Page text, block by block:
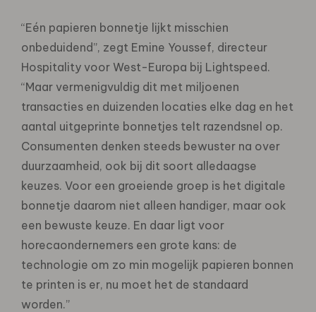
“Eén papieren bonnetje lijkt misschien
onbeduidend”, zegt Emine Youssef, directeur
Hospitality voor West-Europa bij Lightspeed.
“Maar vermenigvuldig dit met miljoenen
transacties en duizenden locaties elke dag en het
aantal uitgeprinte bonnetjes telt razendsnel op.
Consumenten denken steeds bewuster na over
duurzaamheid, ook bij dit soort alledaagse
keuzes. Voor een groeiende groep is het digitale
bonnetje daarom niet alleen handiger, maar ook
een bewuste keuze. En daar ligt voor
horecaondernemers een grote kans: de
technologie om zo min mogelijk papieren bonnen
te printen is er, nu moet het de standaard
worden.”